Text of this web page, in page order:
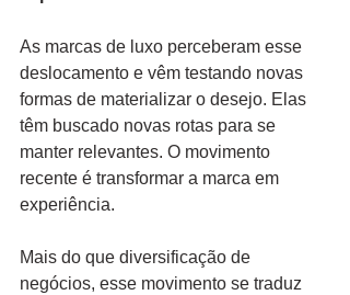
As marcas de luxo perceberam esse
deslocamento e vêm testando novas
formas de materializar o desejo. Elas
têm buscado novas rotas para se
manter relevantes. O movimento
recente é transformar a marca em
experiência.
Mais do que diversificação de
negócios, esse movimento se traduz